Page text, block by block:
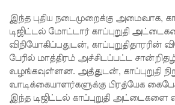
தொடர்பா
ன
அறிக்கை
ஜனாதிபதி
யிடம்!
இந்த புதிய நடைமுறைக்கு அமைவாக,
டிஜிட்டல் மோட்டார் காப்புறுதி
விநியோகிப்பதுடன், காப்புறுதிதாரரின்
பேரில் மாத்திரம் அச்சிடப்பட்ட
வழங்கவுள்ளன. அத்துடன், காப்புறுதி
வாடிக்கையாளர்களுக்கு பிரத்யேக
இந்த டிஜிட்டல் காப்புறுதி